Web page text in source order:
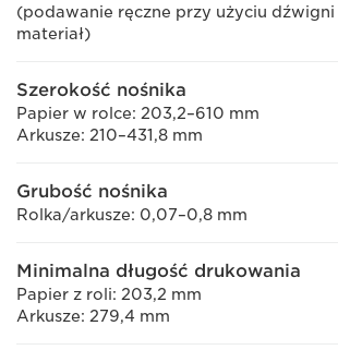
(podawanie ręczne przy użyciu
materiał)
Szerokość nośnika
Papier w rolce: 203,2–610 mm
Arkusze: 210–431,8 mm
Grubość nośnika
Rolka/arkusze: 0,07–0,8 mm
Minimalna długość drukowania
Papier z roli: 203,2 mm
Arkusze: 279,4 mm